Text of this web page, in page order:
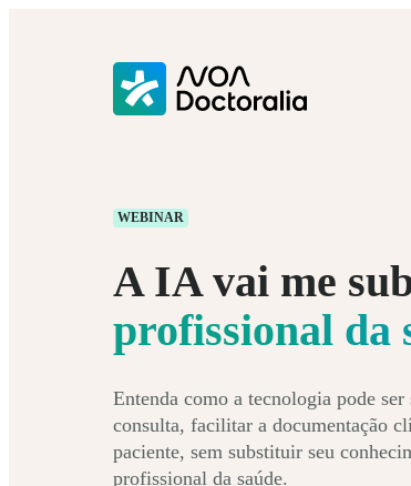
WEBINAR
A IA vai me
profissional da
Entenda como a tecnologia pode
consulta, facilitar a documentação
paciente, sem substituir seu
profissional da saúde.